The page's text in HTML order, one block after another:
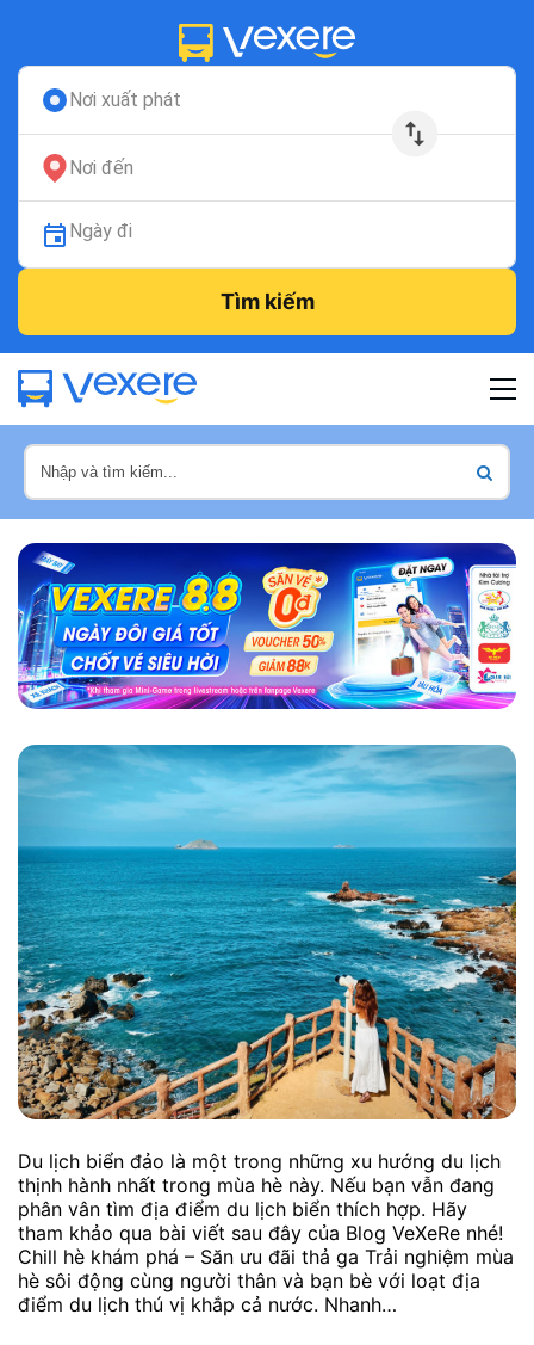
Nơi xuất phát
Nơi đến
Ngày đi
Tìm kiếm
Du lịch biển đảo là một trong những xu hướng du lịch
thịnh hành nhất trong mùa hè này. Nếu bạn vẫn đang
phân vân tìm địa điểm du lịch biển thích hợp. Hãy
tham khảo qua bài viết sau đây của Blog VeXeRe nhé!
Chill hè khám phá – Săn ưu đãi thả ga Trải nghiệm mùa
hè sôi động cùng người thân và bạn bè với loạt địa
điểm du lịch thú vị khắp cả nước. Nhanh…